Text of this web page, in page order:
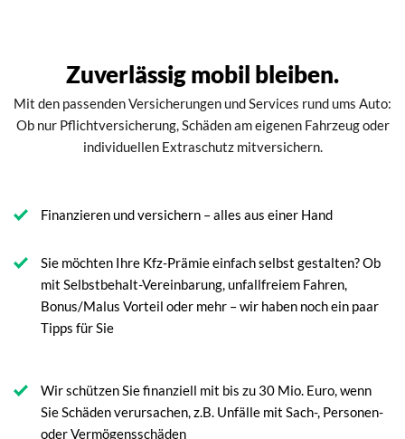
Zuverlässig mobil bleiben.
Mit den passenden Versicherungen und Services rund ums Auto:
Ob nur Pflichtversicherung, Schäden am eigenen Fahrzeug oder
individuellen Extraschutz mitversichern.
Finanzieren und versichern – alles aus einer Hand
Sie möchten Ihre Kfz-Prämie einfach selbst gestalten? Ob
mit Selbstbehalt-Vereinbarung, unfallfreiem Fahren,
Bonus/Malus Vorteil oder mehr – wir haben noch ein paar
Tipps für Sie
Wir schützen Sie finanziell mit bis zu 30 Mio. Euro, wenn
Sie Schäden verursachen, z.B. Unfälle mit Sach-, Personen-
oder Vermögensschäden